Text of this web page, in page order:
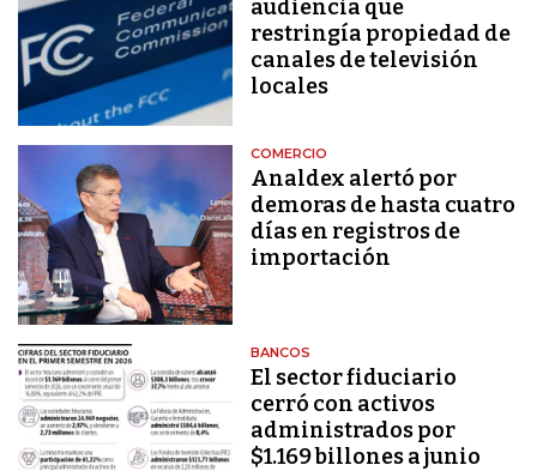
audiencia que
restringía propiedad de
canales de televisión
locales
COMERCIO
Analdex alertó por
demoras de hasta cuatro
días en registros de
importación
BANCOS
El sector fiduciario
cerró con activos
administrados por
$1.169 billones a junio